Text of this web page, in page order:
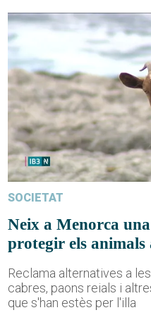
SOCIETAT
Neix a Menorca
protegir els animals
Reclama alternatives a
cabres, paons reials i
que s'han estès per l'illa